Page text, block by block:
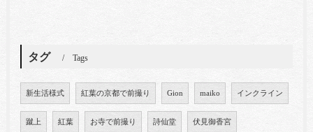
タグ Tags
新生活様式 紅葉の京都で前撮り Gion maiko インクライン
蹴上 紅葉 お寺で前撮り 詩仙堂 伏見御香宮